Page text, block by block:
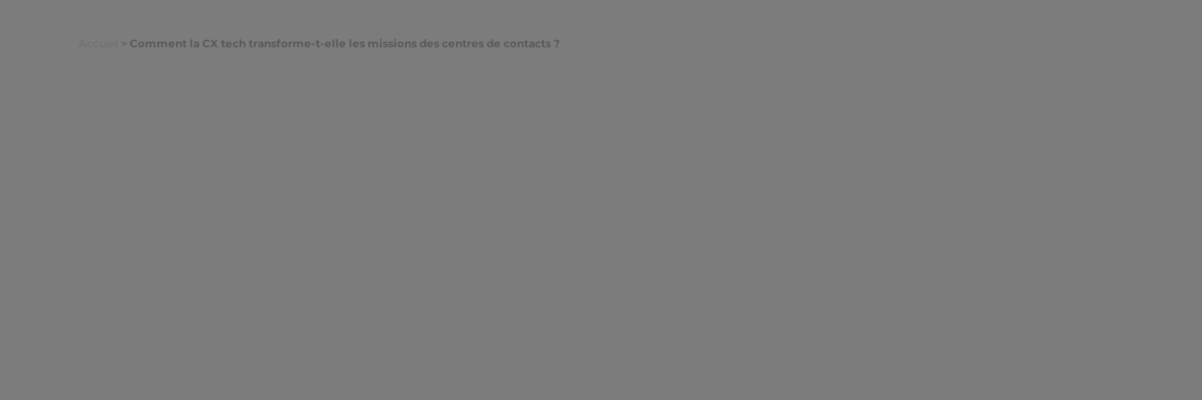
> Comment la CX tech transforme-t-elle les missions des centres de contacts ?